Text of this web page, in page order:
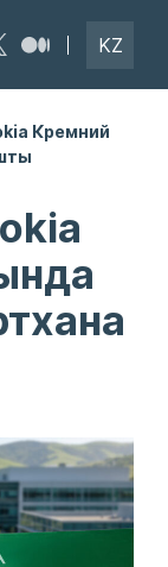
KZ
Кремний